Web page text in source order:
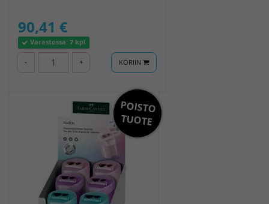
90,41 €
Varastossa:7 kpl
- + KORIIN
POISTO
TUOTE